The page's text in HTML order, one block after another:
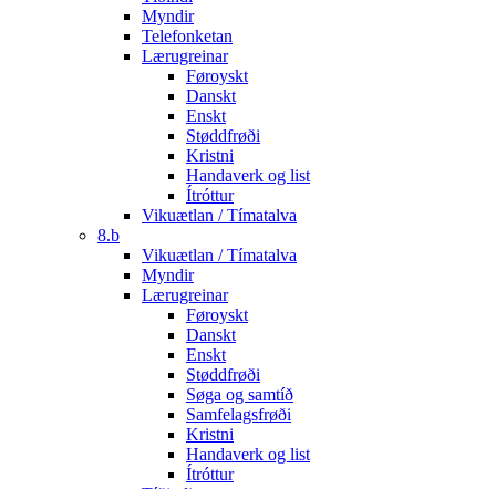
Myndir
Telefonketan
Lærugreinar
Føroyskt
Danskt
Enskt
Støddfrøði
Kristni
Handaverk og list
Ítróttur
Vikuætlan / Tímatalva
8.b
Vikuætlan / Tímatalva
Myndir
Lærugreinar
Føroyskt
Danskt
Enskt
Støddfrøði
Søga og samtíð
Samfelagsfrøði
Kristni
Handaverk og list
Ítróttur